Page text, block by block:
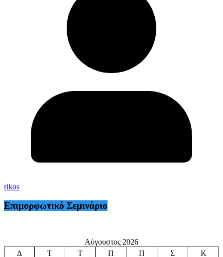
rikos
Επιμορφωτικό Σεμινάριο
Αύγουστος 2026
Δ
Τ Τ Π Π Σ
Κ